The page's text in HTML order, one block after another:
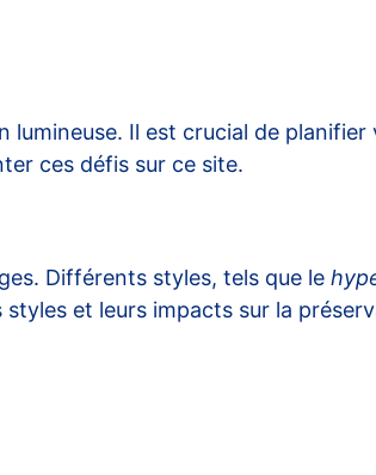
Il est crucial de planifier
ces défis sur ce site.
Différents styles, tels que le
et leurs impacts sur la